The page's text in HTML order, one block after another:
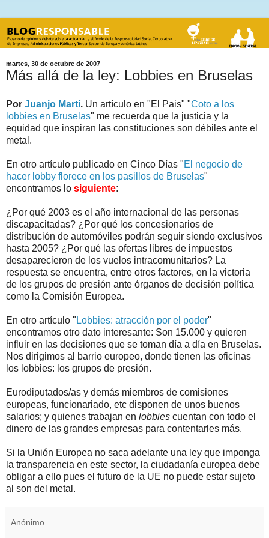
martes, 30 de octubre de 2007
Más allá de la ley: Lobbies en Bruselas
Por Juanjo Martí. Un artículo en "El Pais" "Coto a los
lobbies en Bruselas" me recuerda que la justicia y la
equidad que inspiran las constituciones son débiles ante el
metal.
En otro artículo publicado en Cinco Días "El negocio de
hacer lobby florece en los pasillos de Bruselas"
encontramos lo siguiente:
¿Por qué 2003 es el año internacional de las personas
discapacitadas? ¿Por qué los concesionarios de
distribución de automóviles podrán seguir siendo exclusivos
hasta 2005? ¿Por qué las ofertas libres de impuestos
desaparecieron de los vuelos intracomunitarios? La
respuesta se encuentra, entre otros factores, en la victoria
de los grupos de presión ante órganos de decisión política
como la Comisión Europea.
En otro artículo " Lobbies: atracción por el poder"
encontramos otro dato interesante: Son 15.000 y quieren
influir en las decisiones que se toman día a día en Bruselas.
Nos dirigimos al barrio europeo, donde tienen las oficinas
los lobbies: los grupos de presión.
Eurodiputados/as y demás miembros de comisiones
europeas, funcionariado, etc disponen de unos buenos
salarios; y quienes trabajan en lobbies cuentan con todo el
dinero de las grandes empresas para contentarles más.
Si la Unión Europea no saca adelante una ley que imponga
la transparencia en este sector, la ciudadanía europea debe
obligar a ello pues el futuro de la UE no puede estar sujeto
al son del metal.
Anónimo